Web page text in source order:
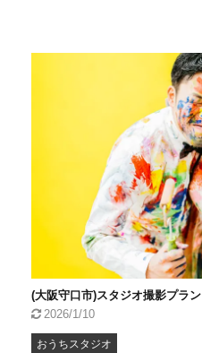
(大阪守口市)スタジオ撮影プラン
2026/1/10
おうちスタジオ